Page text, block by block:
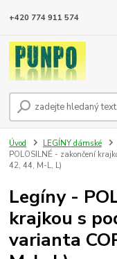
+420 774 911 574
Úvod LEGÍNY dámské
POLOSILNÉ - zakončení
42, 44, M-L, L)
Legíny -
krajkou s
varianta